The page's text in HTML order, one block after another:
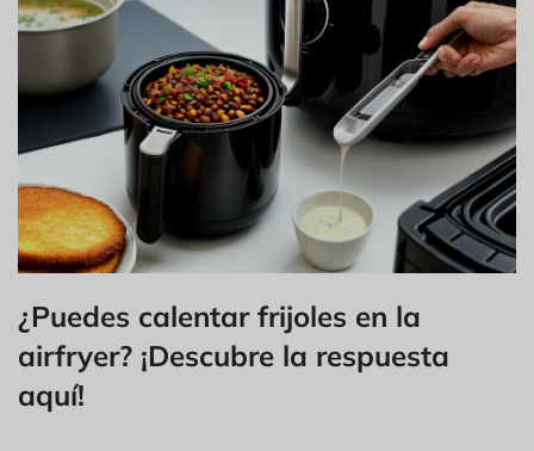
¿Puedes calentar frijoles en la
airfryer? ¡Descubre la respuesta
aquí!